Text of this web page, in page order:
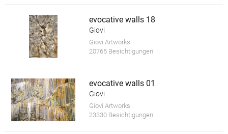
evocative walls 18
Giovi
Giovi Artworks
20765 Besichtigungen
evocative walls 01
Giovi
Giovi Artworks
23330 Besichtigungen